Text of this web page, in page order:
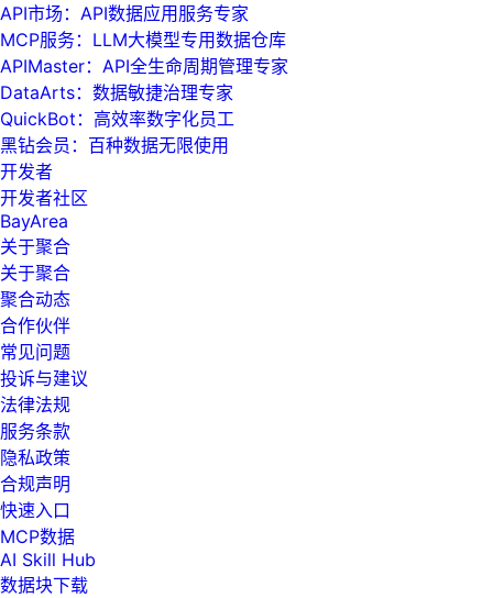
API市场：API数据应用服务专家
MCP服务：LLM大模型专用数据仓库
APIMaster：API全生命周期管理专家
DataArts：数据敏捷治理专家
QuickBot：高效率数字化员工
黑钻会员：百种数据无限使用
开发者
开发者社区
BayArea
关于聚合
关于聚合
聚合动态
合作伙伴
常见问题
投诉与建议
法律法规
服务条款
隐私政策
合规声明
快速入口
MCP数据
AI Skill Hub
数据块下载